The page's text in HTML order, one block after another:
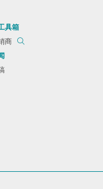
具箱
商